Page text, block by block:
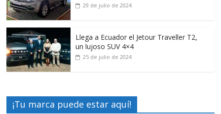
29 de julio de 2024
Llega a Ecuador el Jetour Traveller T2,
un lujoso SUV 4×4
25 de julio de 2024
¡Tu marca puede estar aquí!